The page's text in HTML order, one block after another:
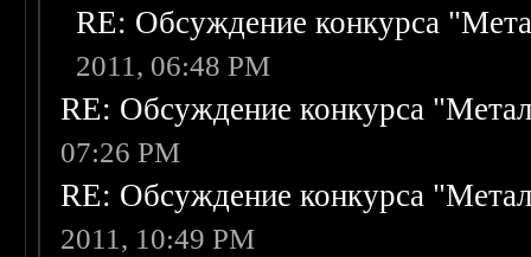
RE: Обсуждение конкурса
2011, 06:48 PM
RE: Обсуждение конкурса
07:26 PM
RE: Обсуждение конкурса
2011, 10:49 PM